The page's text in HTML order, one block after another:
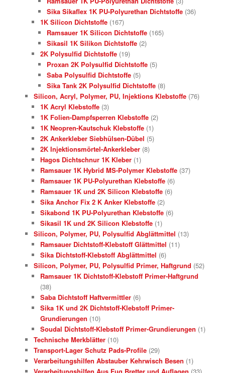
Sika Sikaflex 1K PU-Polyurethan Dichtstoffe (36)
1K Silicon Dichtstoffe (167)
Ramsauer 1K Silicon Dichtstoffe (165)
Sikasil 1K Silikon Dichtstoffe (2)
2K Polysulfid Dichtstoffe (19)
Proxan 2K Polysulfid Dichtstoffe (5)
Saba Polysulfid Dichtstoffe (5)
Sika Tank 2K Polysulfid Dichtstoffe (8)
Silicon, Acryl, Polymer, PU, Injektions Klebstoffe (76)
1K Acryl Klebstoffe (3)
1K Folien-Dampfsperren Klebstoffe (2)
1K Neopren-Kautschuk Klebstoffe (1)
2K Ankerkleber Siebhülsen-Dübel (5)
2K Injektionsmörtel-Ankerkleber (8)
Hagos Dichtschnur 1K Kleber (1)
Ramsauer 1K Hybrid MS-Polymer Klebstoffe (37)
Ramsauer 1K PU-Polyurethan Klebstoffe (6)
Ramsauer 1K und 2K Silicon Klebstoffe (6)
Sika Anchor Fix 2 K Anker Klebstoffe (2)
Sikabond 1K PU-Polyurethan Klebstoffe (6)
Sikasil 1K und 2K Silicon Klebstoffe (1)
Silicon, Polymer, PU, Polysulfid Abglättmittel (13)
Ramsauer Dichtstoff-Klebstoff Glättmittel (11)
Sika Dichtstoff-Klebstoff Abglättmittel (6)
Silicon, Polymer, PU, Polysulfid Primer, Haftgrund (52)
Ramsauer 1K Dichtstoff-Klebstoff Primer-Haftgrund
(38)
Saba Dichtstoff Haftvermittler (6)
Sika 1K und 2K Dichtstoff-Klebstoff Primer-
Grundierungen (10)
Soudal Dichtstoff-Klebstoff Primer-Grundierungen (1)
Technische Merkblätter (10)
Transport-Lager Schutz Pads-Profile (29)
Verarbeitungshilfen Abstauber Kehrwisch Besen (1)